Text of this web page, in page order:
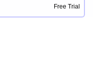
生成し、チャンネルの
基づいた柔軟な価格設
Free Trial